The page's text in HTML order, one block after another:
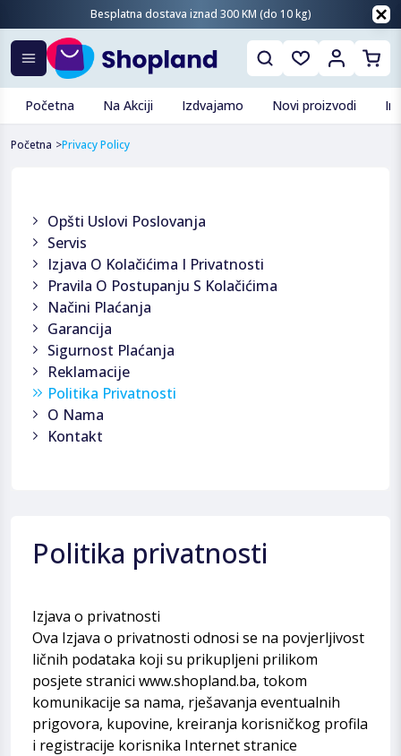
Besplatna dostava iznad 300 KM (do 10 kg)
Početna Na Akciji Izdvajamo Novi proizvodi
Početna >Privacy Policy
Opšti Uslovi Poslovanja
Servis
Izjava O Kolačićima I Privatnosti
Pravila O Postupanju S Kolačićima
Načini Plaćanja
Garancija
Sigurnost Plaćanja
Reklamacije
Politika Privatnosti
O Nama
Kontakt
Politika privatnosti
Izjava o privatnosti
Ova Izjava o privatnosti odnosi se na povjerljivost
ličnih podataka koji su prikupljeni prilikom
posjete stranici www.shopland.ba, tokom
komunikacije sa nama, rješavanja eventualnih
prigovora, kupovine, kreiranja korisničkog profila
i registracije korisnika Internet stranice